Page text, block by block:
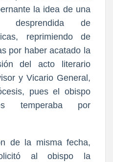
la idea de una
desprendida de
reprimiendo de
por haber acatado la
del acto literario
y Vicario General,
pues el obispo
temperaba por
de la misma fecha,
al obispo la